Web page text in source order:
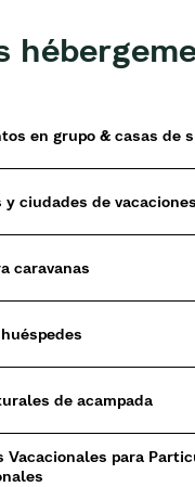
en grupo & casas de
y ciudades de vacaciones
caravanas
de acampada
Vacacionales para